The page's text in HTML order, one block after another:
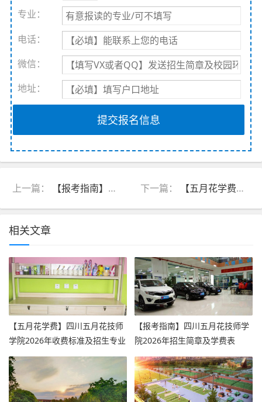
专业：
电话：
微信：
地址：
提交报名信息
上一篇： 【报考指南】四川五月花技师学院2026年招生简章及学费表 下一篇： 【五月花学费】四川五月花技师学院2026年收费标准及招生专业
相关文章
【五月花学费】四川五月花技师
学院2026年收费标准及招生专业
【报考指南】四川五月花技师学
院2026年招生简章及学费表